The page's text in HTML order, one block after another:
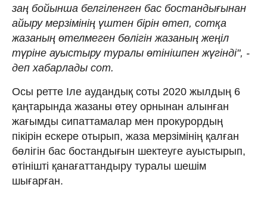
заң бойынша белгіленген бас бостандығынан
айыру мерзімінің үштен бірін өтеп, сотқа
жазаның өтелмеген бөлігін жазаның жеңіл
түріне ауыстыру туралы өтінішпен жүгінді", -
деп хабарлады сот.
Осы ретте Іле аудандық соты 2020 жылдың 6
қаңтарында жазаны өтеу орнынан алынған
жағымды сипаттамалар мен прокурордың
пікірін ескере отырып, жаза мерзімінің қалған
бөлігін бас бостандығын шектеуге ауыстырып,
өтінішті қанағаттандыру туралы шешім
шығарған.